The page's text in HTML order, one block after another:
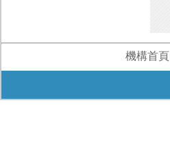
機構首頁